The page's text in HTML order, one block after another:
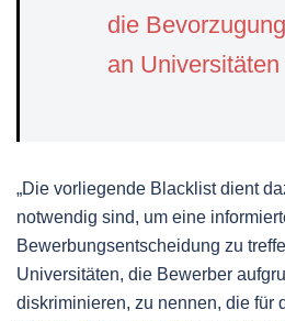
die
an Universitäten
„Die vorliegende Blacklist dient
notwendig sind, um eine
Bewerbungsentscheidung zu
Universitäten, die Bewerber
diskriminieren, zu nennen, die für